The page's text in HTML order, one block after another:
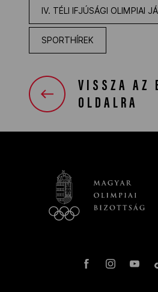
IV. TÉLI IFJÚSÁGI OLIMPIAI
SPORTHÍREK
VISSZA AZ
OLDALRA